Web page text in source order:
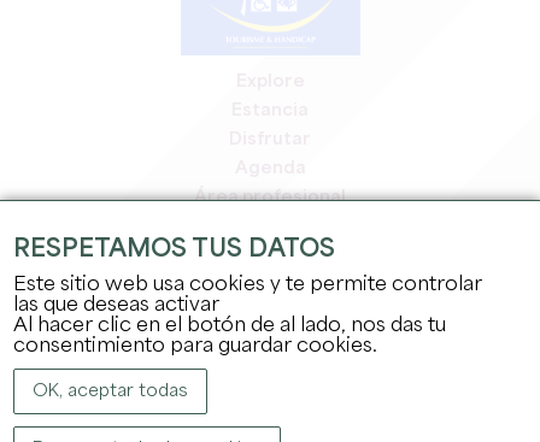
Área profesional
Espacio prensa
Empleo y prácticas
Información jurídica
Política de confidencialidad
RESPETAMOS TUS DATOS
Este sitio web usa cookies y te permite controlar
las que deseas activar
Al hacer clic en el botón de al lado, nos das tu
consentimiento para guardar cookies.
OK, aceptar todas